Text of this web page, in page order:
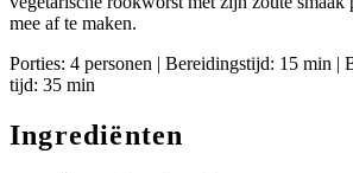
mee af te maken.
Porties: 4 personen | Bereidingstijd: 15 min |
tijd: 35 min
Ingrediënten